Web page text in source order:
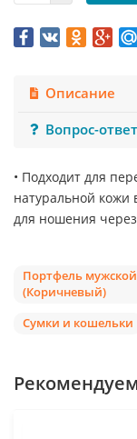
Описание
Вопрос-ответ
• Подходит для
натуральной кожи
для ношения
Портфель мужской
(Коричневый)
Сумки и кошельки